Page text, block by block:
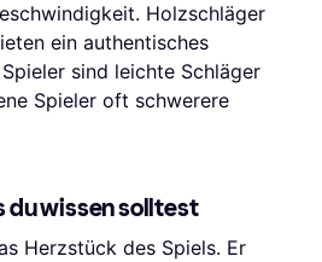
Holzschläger
ein authentisches
sind leichte Schläger
Spieler oft schwerere
du wissen solltest
Herzstück des Spiels. Er